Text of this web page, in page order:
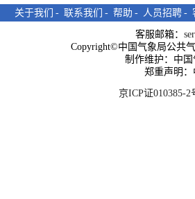
关于我们 - 联系我们 - 帮助 - 人员招聘 -
客服邮箱：
Copyright©中国气象局公共
制作维护：中
郑重声明
京ICP证010385-2